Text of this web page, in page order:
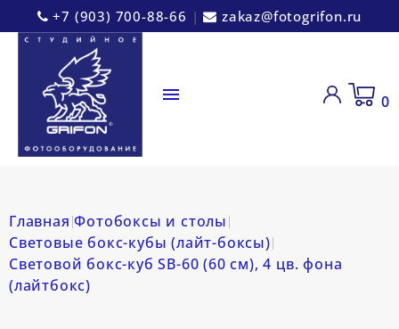
+7 (903) 700-88-66 | zakaz@fotogrifon.ru
 0
Главная Фотобоксы и столы
Световые бокс-кубы (лайт-боксы)
Световой бокс-куб SB-60 (60 см), 4 цв. фона
(лайтбокс)